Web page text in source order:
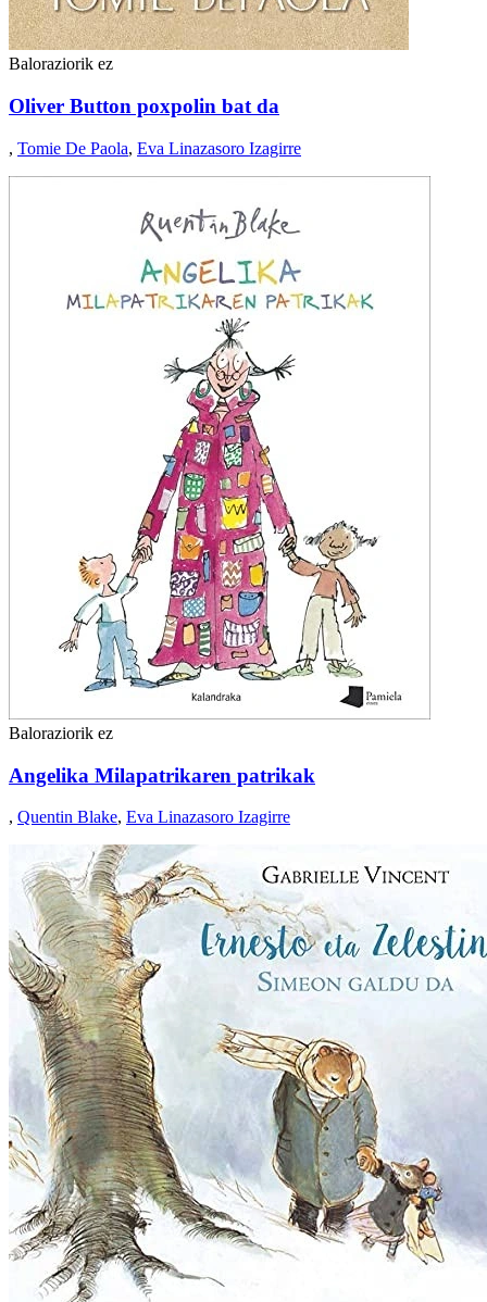
Baloraziorik ez
Oliver Button poxpolin bat da
, Tomie De Paola, Eva Linazasoro Izagirre
Baloraziorik ez
Angelika Milapatrikaren patrikak
, Quentin Blake, Eva Linazasoro Izagirre